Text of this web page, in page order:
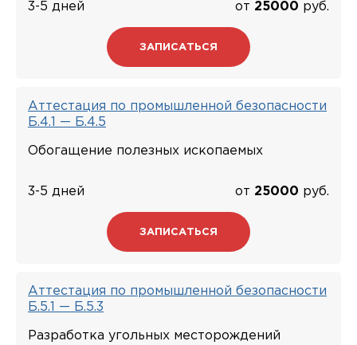
3-5 дней от 25000 руб.
ЗАПИСАТЬСЯ
Аттестация по промышленной безопасности
Б.4.1 — Б.4.5
Обогащение полезных ископаемых
3-5 дней от 25000 руб.
ЗАПИСАТЬСЯ
Аттестация по промышленной безопасности
Б.5.1 — Б.5.3
Разработка угольных месторождений